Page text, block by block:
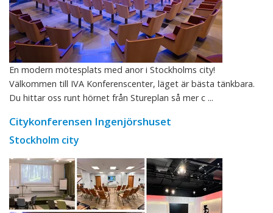
En modern mötesplats med anor i Stockholms city!
Välkommen till IVA Konferenscenter, läget är bästa tänkbara.
Du hittar oss runt hörnet från Stureplan så mer c ...
Citykonferensen Ingenjörshuset
Stockholm city